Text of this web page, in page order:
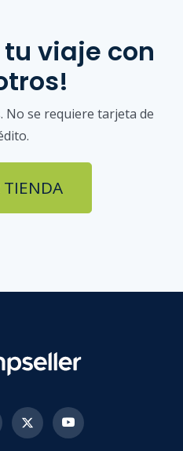
tu viaje con
No se requiere tarjeta de
TIENDA